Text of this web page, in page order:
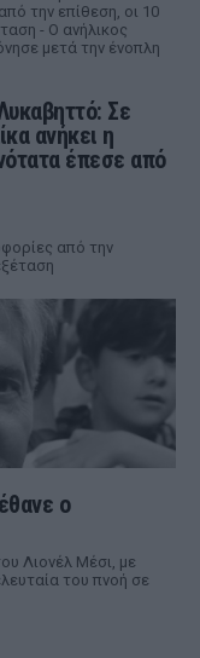
την επίθεση, οι 10
- Ο ανήλικος
μετά την ένοπλη
Σε
ανήκει η
έπεσε από
από την
ο
Λιονέλ Μέσι, με
του πνοή σε